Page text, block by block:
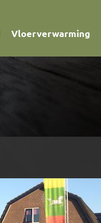
Vloerverwarming